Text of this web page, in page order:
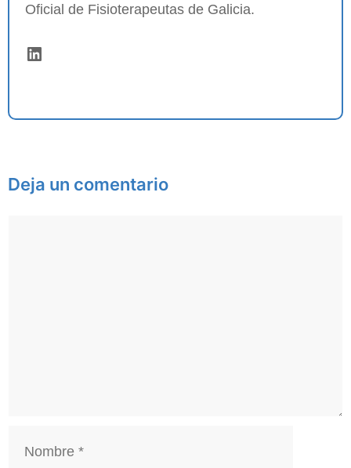
Oficial de Fisioterapeutas de Galicia.
LinkedIn
Deja un comentario